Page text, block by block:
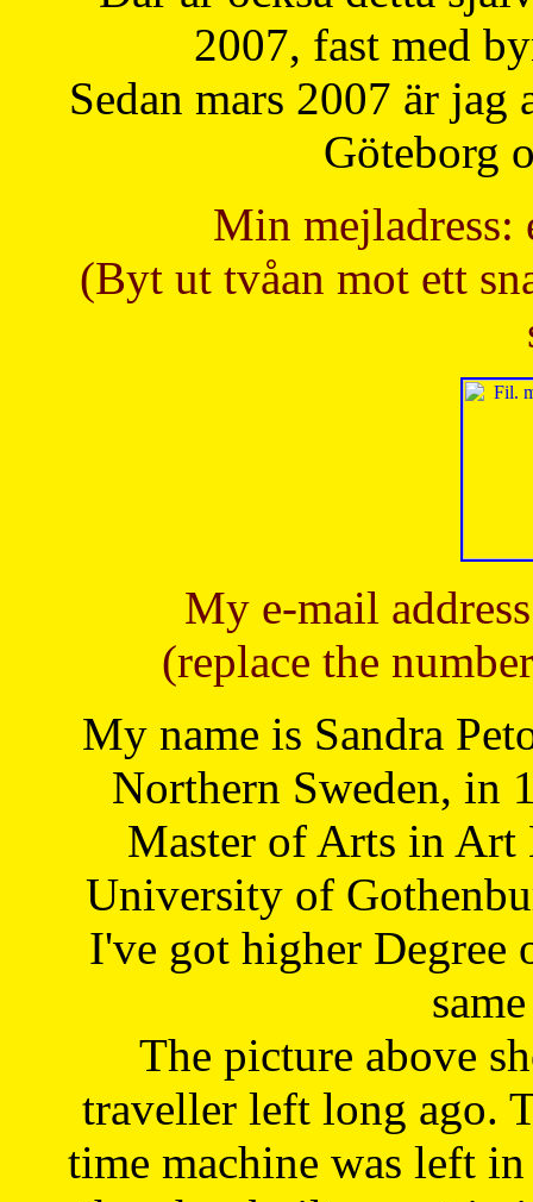
2007, fast med
Sedan mars 2007 är
Göteborg
Min mejladress:
(Byt ut tvåan mot ett
My e-mail
(replace the
My name is Sandra
Northern Sweden, in
Master of Arts in Art
University of
I've got higher Degree
The picture above
traveller left long ago.
time machine was left